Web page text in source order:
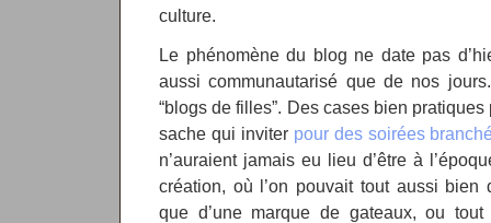
culture.
Le phénomène du blog ne date pas
aussi communautarisé que de nos
“blogs de filles”. Des cases bien
sache qui inviter pour des soirées
n’auraient jamais eu lieu d’être à
création, où l’on pouvait tout aussi bien
que d’une marque de gateaux, ou